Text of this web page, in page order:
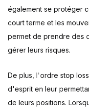
également se protéger
court terme et les
permet de prendre des
gérer leurs risques.
De plus, l'ordre stop
d'esprit en leur
de leurs positions.